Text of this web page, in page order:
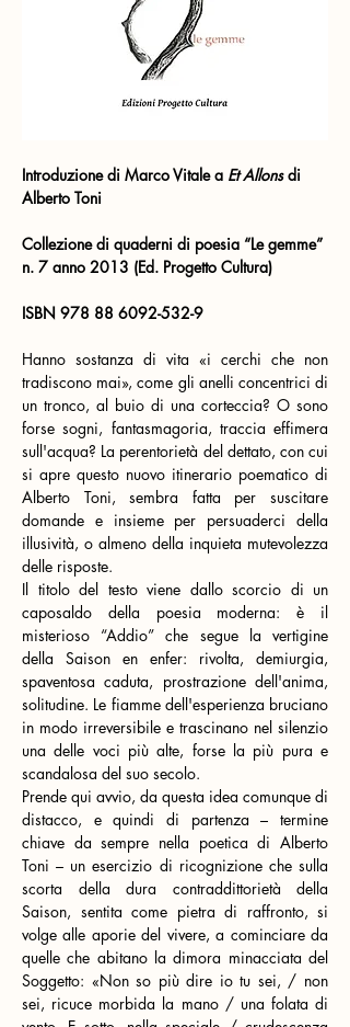
Introduzione di Marco Vitale a Et Allons di
Alberto Toni
Collezione di quaderni di poesia “Le gemme”
n. 7 anno 2013 (Ed. Progetto Cultura)
ISBN 978 88 6092-532-9
Hanno sostanza di vita «i cerchi che non
tradiscono mai», come gli anelli concentrici di
un tronco, al buio di una corteccia? O sono
forse sogni, fantasmagoria, traccia effimera
sull'acqua? La perentorietà del dettato, con cui
si apre questo nuovo itinerario poematico di
Alberto Toni, sembra fatta per suscitare
domande e insieme per persuaderci della
illusività, o almeno della inquieta mutevolezza
delle risposte.
Il titolo del testo viene dallo scorcio di un
caposaldo della poesia moderna: è il
misterioso “Addio” che segue la vertigine
della Saison en enfer: rivolta, demiurgia,
spaventosa caduta, prostrazione dell'anima,
solitudine. Le fiamme dell'esperienza bruciano
in modo irreversibile e trascinano nel silenzio
una delle voci più alte, forse la più pura e
scandalosa del suo secolo.
Prende qui avvio, da questa idea comunque di
distacco, e quindi di partenza – termine
chiave da sempre nella poetica di Alberto
Toni – un esercizio di ricognizione che sulla
scorta della dura contraddittorietà della
Saison, sentita come pietra di raffronto, si
volge alle aporie del vivere, a cominciare da
quelle che abitano la dimora minacciata del
Soggetto: «Non so più dire io tu sei, / non
sei, ricuce morbida la mano / una folata di